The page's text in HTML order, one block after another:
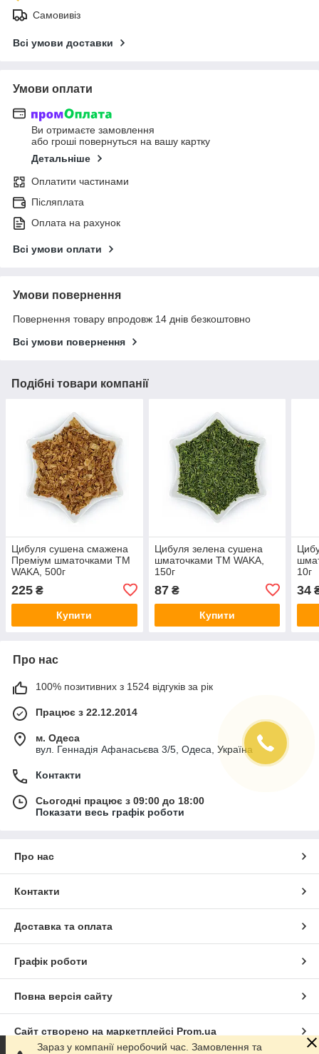
Самовивіз
Всі умови доставки
Умови оплати
Ви отримаєте замовлення
або гроші повернуться на вашу картку
Детальніше
Оплатити частинами
Післяплата
Оплата на рахунок
Всі умови оплати
Умови повернення
Повернення товару впродовж 14 днів безкоштовно
Всі умови повернення
Подібні товари компанії
Цибуля сушена смажена
Преміум шматочками TM
WAKA, 500г
225 ₴
Купити
Цибуля зелена сушена
шматочками TM WAKA,
150г
87₴
Купити
10г
34
Про нас
100% позитивних з 1524 відгуків за рік
Працює з 22.12.2014
м. Одеса
вул. Геннадія Афанасьєва 3/5, Одеса, Україна
Контакти
Сьогодні працює з 09:00 до 18:00
Показати весь графік роботи
Про нас
Контакти
Доставка та оплата
Графік роботи
Повна версія сайту
Сайт створено на маркетплейсі Prom.ua
Зараз у компанії неробочий час. Замовлення та